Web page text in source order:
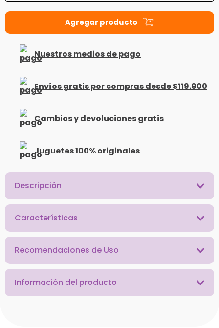
Nuestros medios de pago
Envíos gratis por compras desde $119.900
Cambios y devoluciones gratis
Juguetes 100% originales
Descripción
Características
Recomendaciones de Uso
Información del producto